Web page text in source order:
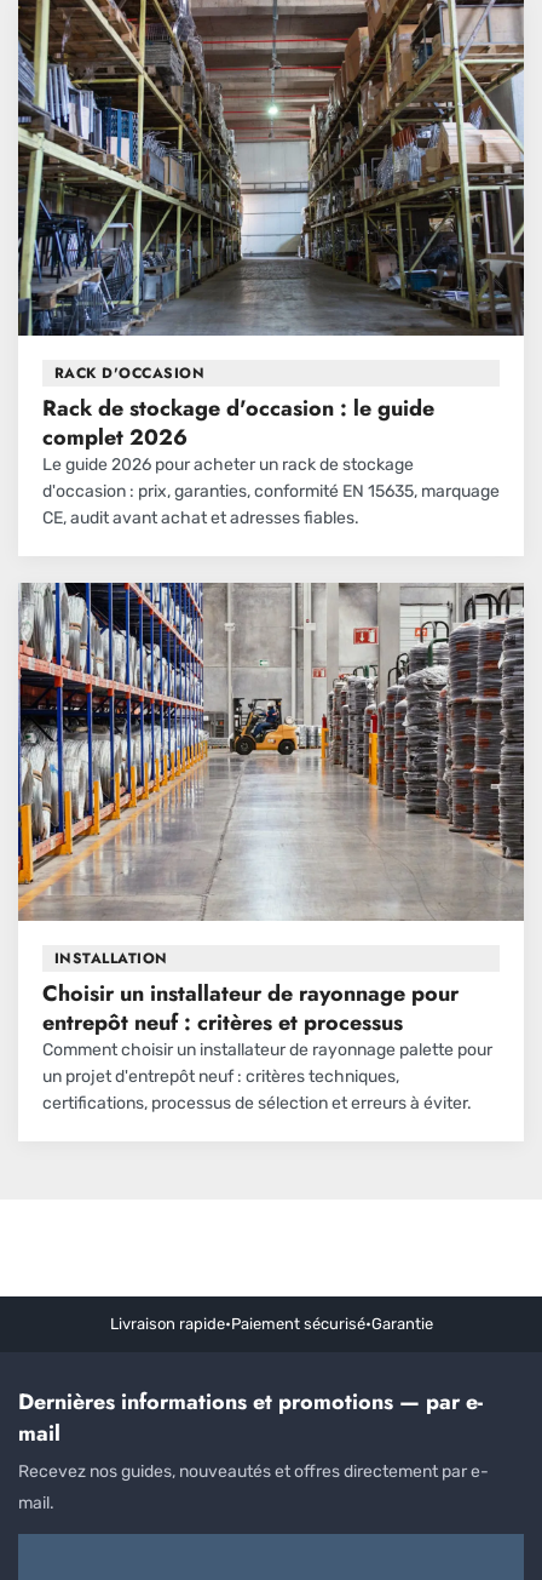
RACK D'OCCASION
Rack de stockage d'occasion : le guide
complet 2026
Le guide 2026 pour acheter un rack de stockage
d'occasion : prix, garanties, conformité EN 15635, marquage
CE, audit avant achat et adresses fiables.
INSTALLATION
Choisir un installateur de rayonnage pour
entrepôt neuf : critères et processus
Comment choisir un installateur de rayonnage palette pour
un projet d'entrepôt neuf : critères techniques,
certifications, processus de sélection et erreurs à éviter.
Livraison rapide•Paiement sécurisé•Garantie
Dernières informations et promotions — par e-
mail
Recevez nos guides, nouveautés et offres directement par e-
mail.